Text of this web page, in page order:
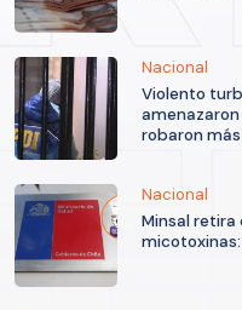
Nacional
Violento
robaron
Nacional
Minsal